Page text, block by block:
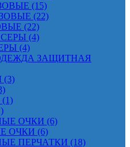
(15)
(22)
(4)
ЗАЩИТНАЯ
ОЧКИ (6)